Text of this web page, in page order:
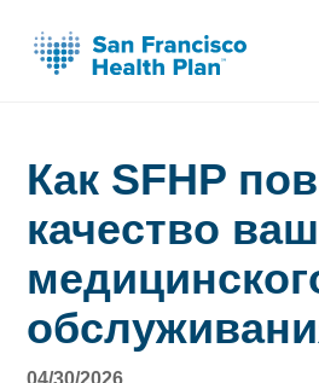
Как SFHP
качество
04/30/2026